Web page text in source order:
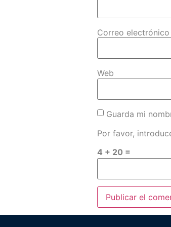
Correo electrónico
Web
Guarda mi
Por favor,
4 + 20 =